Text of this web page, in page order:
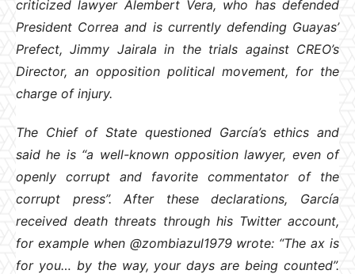
criticized lawyer Alembert Vera, who has defended
President Correa and is currently defending Guayas’
Prefect, Jimmy Jairala in the trials against CREO’s
Director, an opposition political movement, for the
charge of injury.
The Chief of State questioned García’s ethics and
said he is “a well-known opposition lawyer, even of
openly corrupt and favorite commentator of the
corrupt press”. After these declarations, García
received death threats through his Twitter account,
for example when @zombiazul1979 wrote: “The ax is
for you… by the way, your days are being counted”.